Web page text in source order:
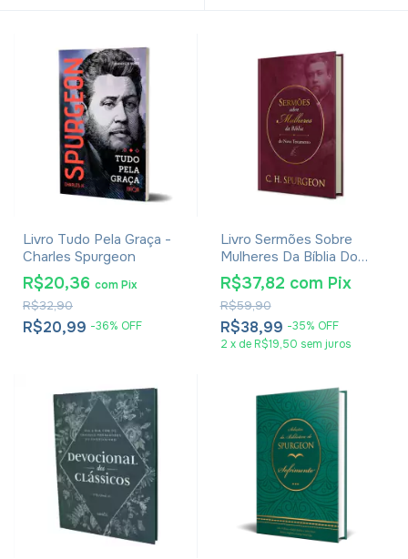
Livro Tudo Pela Graça -
Charles Spurgeon
R$20,99 -36% OFF
R$32,90
R$20,36 comPix
Livro Sermões Sobre
Mulheres Da Bíblia Do
Novo Testamento - C. H.
Spurgeon
R$38,99 -35% OFF
R$59,90
R$37,82 com Pix
2 x de R$19,50 sem juros